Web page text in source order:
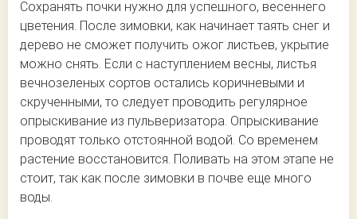
Сохранять почки нужно для успешного, весеннего
цветения. После зимовки, как начинает таять снег и
дерево не сможет получить ожог листьев, укрытие
можно снять. Если с наступлением весны, листья
вечнозеленых сортов остались коричневыми и
скрученными, то следует проводить регулярное
опрыскивание из пульверизатора. Опрыскивание
проводят только отстоянной водой. Со временем
растение восстановится. Поливать на этом этапе не
стоит, так как после зимовки в почве еще много
воды.